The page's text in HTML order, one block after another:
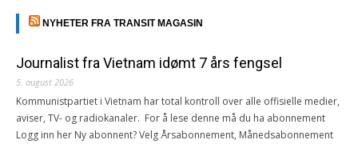
NYHETER FRA TRANSIT MAGASIN
Journalist fra Vietnam idømt 7 års fengsel
5. august 2026
Kommunistpartiet i Vietnam har total kontroll over alle offisielle medier,
aviser, TV- og radiokanaler. For å lese denne må du ha abonnement
Logg inn her Ny abonnent? Velg Årsabonnement, Månedsabonnement